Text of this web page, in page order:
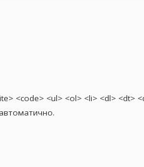
<code> <ul> <ol> <li> <dl> <dt>